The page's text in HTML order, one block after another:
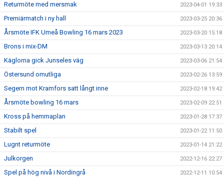
Returmöte med mersmak 2023-04-01 19:33
Premiärmatch i ny hall 2023-03-25 20:36
Årsmöte IFK Umeå Bowling 16 mars 2023 2023-03-20 15:18
Brons i mix-DM 2023-03-13 20:14
Käglorna gick Junseles väg 2023-03-06 21:54
Östersund omutliga 2023-02-26 13:59
Segern mot Kramfors satt långt inne 2023-02-18 19:42
Årsmöte bowling 16 mars 2023-02-09 22:51
Kross på hemmaplan 2023-01-28 17:37
Stabilt spel 2023-01-22 11:50
Lugnt returmöte 2023-01-14 21:22
Julkorgen 2022-12-16 22:27
Spel på hög nivå i Nordingrå 2022-12-11 10:54